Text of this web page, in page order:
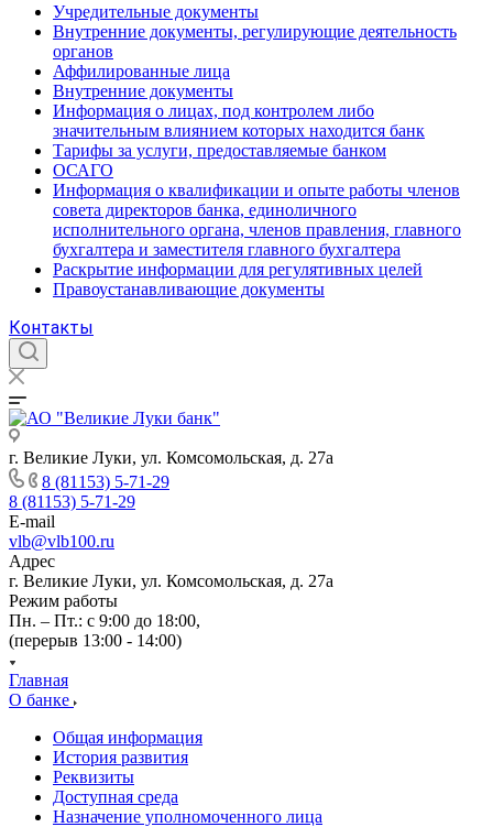
Учредительные документы
Внутренние документы, регулирующие деятельность
органов
Аффилированные лица
Внутренние документы
Информация о лицах, под контролем либо
значительным влиянием которых находится банк
Тарифы за услуги, предоставляемые банком
ОСАГО
Информация о квалификации и опыте работы членов
совета директоров банка, единоличного
исполнительного органа, членов правления, главного
бухгалтера и заместителя главного бухгалтера
Раскрытие информации для регулятивных целей
Правоустанавливающие документы
Контакты
г. Великие Луки, ул. Комсомольская, д. 27а
8 (81153) 5-71-29
8 (81153) 5-71-29
E-mail
vlb@vlb100.ru
Адрес
г. Великие Луки, ул. Комсомольская, д. 27а
Режим работы
Пн. – Пт.: с 9:00 до 18:00,
(перерыв 13:00 - 14:00)
Главная
О банке
Общая информация
История развития
Реквизиты
Доступная среда
Назначение уполномоченного лица